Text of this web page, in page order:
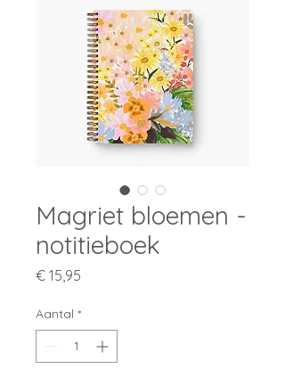
Magriet bloemen -
notitieboek
€ 15,95
Aantal *